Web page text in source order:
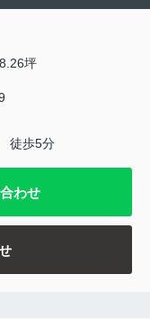
坪
徒歩5分
わせ